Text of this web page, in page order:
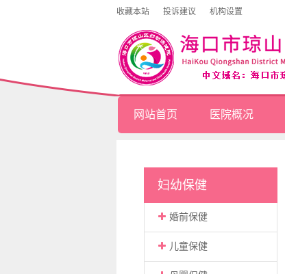
收藏本站 投诉建议 机构设置
网站首页 医院概况
妇幼保健
婚前保健
儿童保健